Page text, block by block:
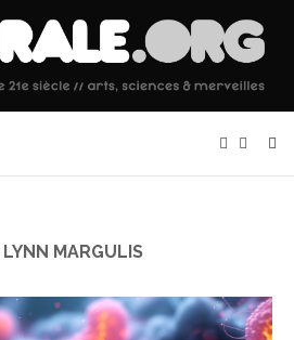
LYNN MARGULIS